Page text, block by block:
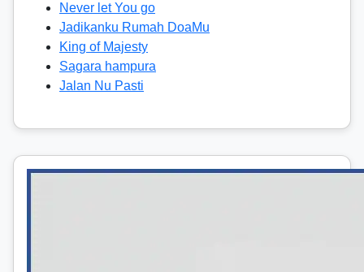
Never let You go
Jadikanku Rumah DoaMu
King of Majesty
Sagara hampura
Jalan Nu Pasti